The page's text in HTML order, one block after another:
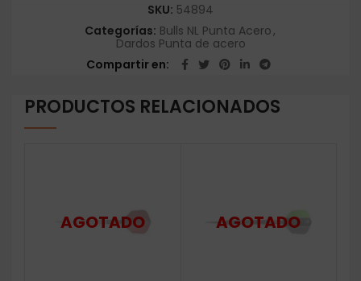
SKU: 54894
Categorías: Bulls NL Punta Acero,
Dardos Punta de acero
Compartir en
PRODUCTOS RELACIONADOS